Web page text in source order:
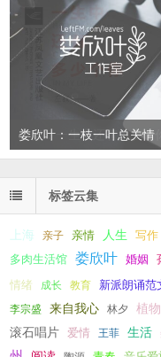
左叔：一生中还有多少个你
标签云集
上海 亲子 亲情 人生 写作
多肉生活馆 娄欣叶 婚姻
情绪 成长 教育 新派朗诵范
李宗盛 来自我心 林夕 植物
滚石唱片
爱情 王菲 生活